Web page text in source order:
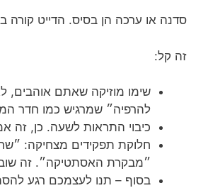
סדנה או ערכה הן בסיס. הדייט קורה
זה קל:
שימו מוזיקה שאתם אוהבים,
להרפיה״ שמרגיש כמו חדר
כיבוי התראות לשעה. כן, זה
חלוקת תפקידים מצחיקה:
״מבקרת האסתטיקה״. זה
בסוף – תנו לעצמכם רגע